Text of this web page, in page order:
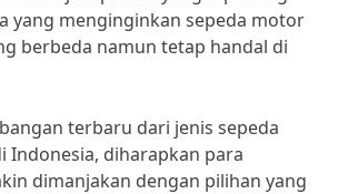
yang menginginkan sepeda motor
berbeda namun tetap handal di
terbaru dari jenis sepeda
Indonesia, diharapkan para
dimanjakan dengan pilihan yang